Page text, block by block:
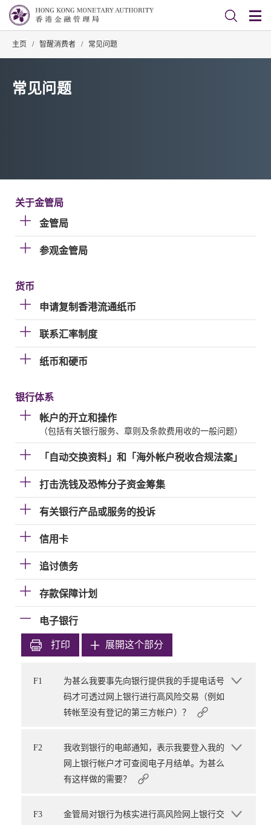
主页 / 智醒消费者 / 常见问题
常见问题
关于金管局
金管局
参观金管局
货币
申请复制香港流通纸币
联系汇率制度
纸币和硬币
银行体系
帐户的开立和操作
（包括有关银行服务、章则及条款费用收的一般问题）
「自动交换资料」和「海外帐户税收合规法案」
打击洗钱及恐怖分子资金筹集
有关银行产品或服务的投诉
信用卡
追讨债务
存款保障计划
电子银行
打印 展開这个部分
F1
为甚么我要事先向银行提供我的手提电话号
码才可透过网上银行进行高风险交易（例如
转帐至没有登记的第三方帐户）？
F2
我收到银行的电邮通知，表示我要登入我的
网上银行帐户才可查阅电子月结单。为甚么
有这样做的需要？
F3
金管局对银行为核实进行高风险网上银行交